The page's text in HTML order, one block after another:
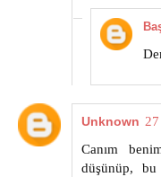
Unknown
Canım
düşünüp,